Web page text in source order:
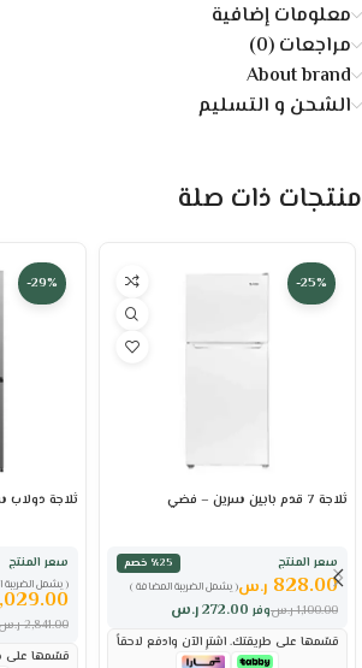
معلومات إضافية
مراجعات (0)
About brand
الشحن و التسليم
منتجات ذات صلة
-25%
ثلاجة 7 قدم بابين سرين – فضي
سعر المنتج
٪25 خصم
( يشمل الضريبة المضافة )
828.00 ر.س
وفر 272.00ر.س 1,100.00 ر.س
قسّمها على طريقتك. اشترِ الآن وادفع لاحقاً
-29%
ثلاجة دولاب سرين 14
سعر المنتج
( يشمل الضريبة
2,841.00
قسّمها على